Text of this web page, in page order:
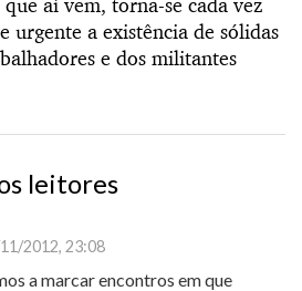
urgente a existência de sólidas
e dos militantes
leitores
2012, 23:08
a marcar encontros em que